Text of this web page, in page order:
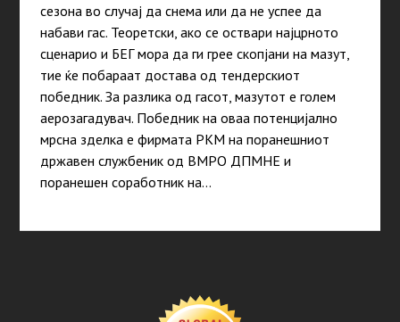
сезона во случај да снема или да не успее да
набави гас. Теоретски, ако се оствари најцрното
сценарио и БЕГ мора да ги грее скопјани на мазут,
тие ќе побараат достава од тендерскиот
победник. За разлика од гасот, мазутот е голем
аерозагадувач. Победник на оваа потенцијално
мрсна зделка е фирмата РКМ на поранешниот
државен службеник од ВМРО ДПМНЕ и
поранешен соработник на…